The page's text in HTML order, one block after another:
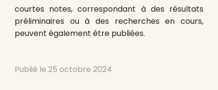
courtes notes, correspondant à des résultats
préliminaires ou à des recherches en cours,
peuvent également être publiées.
Publié le 25 octobre 2024